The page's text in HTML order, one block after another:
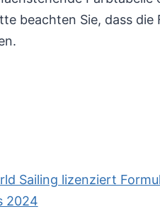
beachten Sie, dass
Sailing lizenziert
2024